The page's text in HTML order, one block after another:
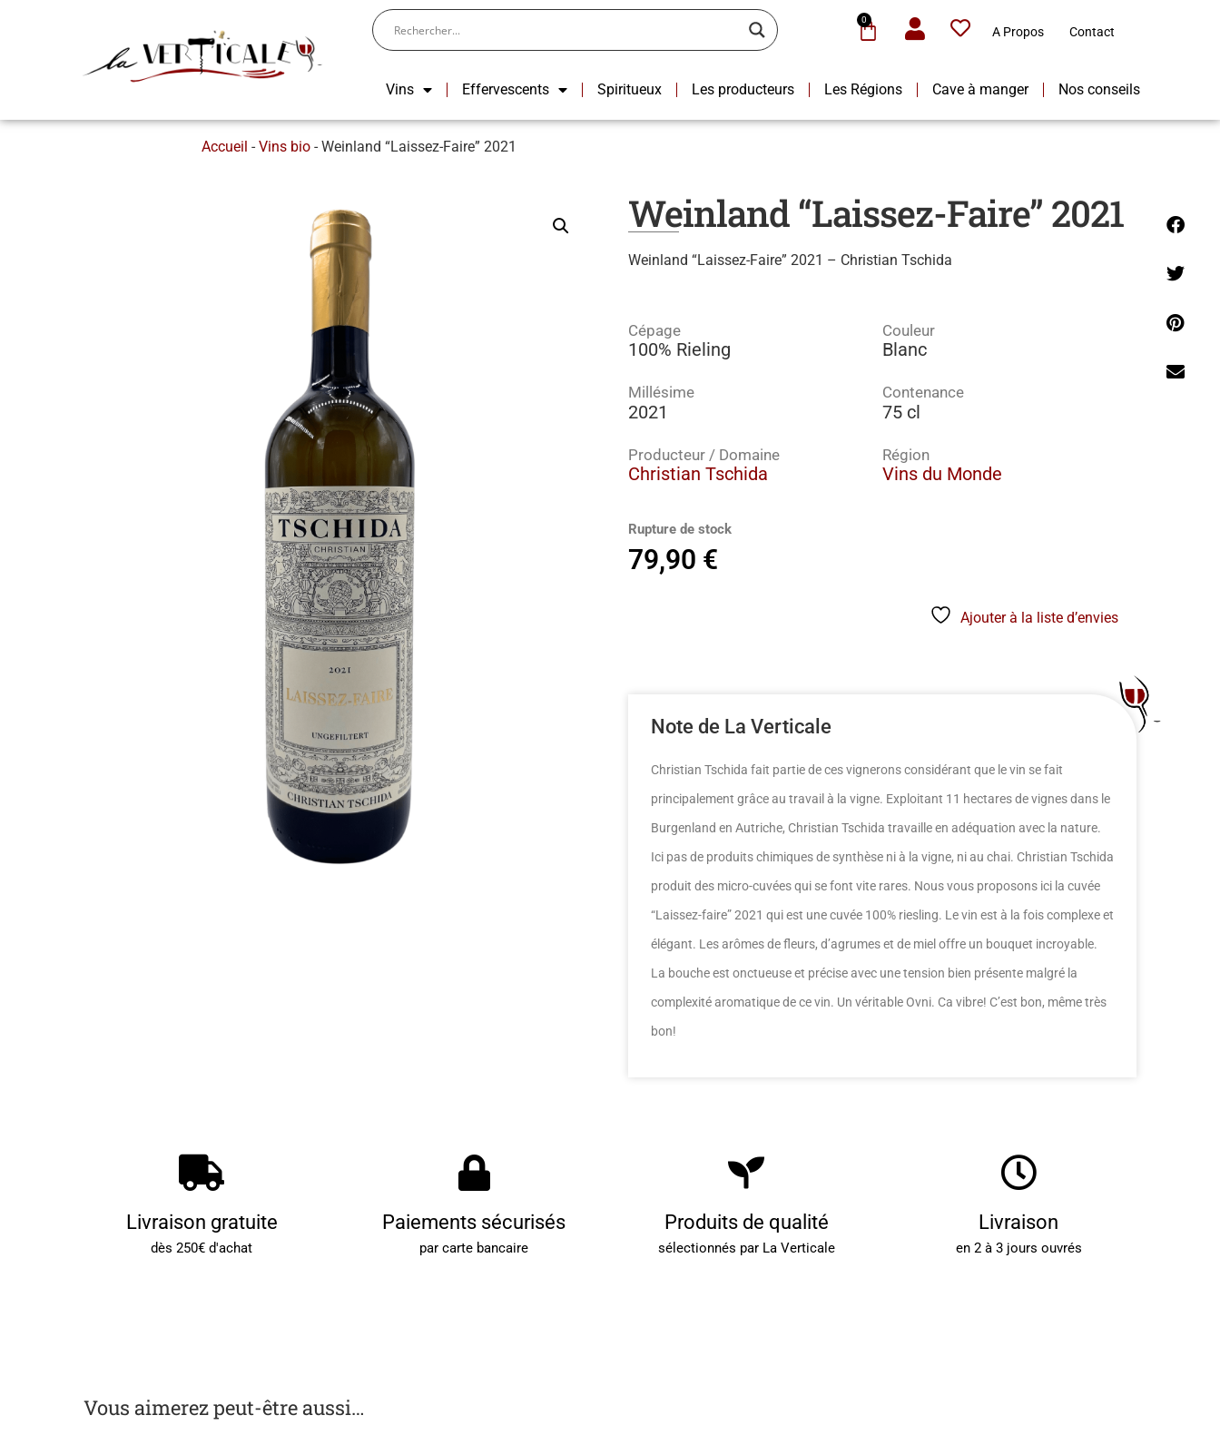
0
A Propos Contact
Vins Effervescents Spiritueux Les producteurs Les Régions Cave à manger Nos conseils
Accueil - Vins bio - Weinland “Laissez-Faire” 2021
Weinland “Laissez-Faire” 2021
Weinland “Laissez-Faire” 2021 – Christian Tschida
Cépage
100% Rieling
Couleur
Blanc
Millésime
2021
Contenance
75 cl
Producteur / Domaine
Christian Tschida
Région
Vins du Monde
Rupture de stock
79,90 €
Ajouter à la liste d’envies
Note de La Verticale
Christian Tschida fait partie de ces vignerons considérant que le vin se fait
principalement grâce au travail à la vigne. Exploitant 11 hectares de vignes dans le
Burgenland en Autriche, Christian Tschida travaille en adéquation avec la nature.
Ici pas de produits chimiques de synthèse ni à la vigne, ni au chai. Christian Tschida
produit des micro-cuvées qui se font vite rares. Nous vous proposons ici la cuvée
“Laissez-faire” 2021 qui est une cuvée 100% riesling. Le vin est à la fois complexe et
élégant. Les arômes de fleurs, d’agrumes et de miel offre un bouquet incroyable.
La bouche est onctueuse et précise avec une tension bien présente malgré la
complexité aromatique de ce vin. Un véritable Ovni. Ca vibre! C’est bon, même très
bon!
Livraison gratuite
dès 250€ d'achat
Paiements sécurisés
par carte bancaire
Produits de qualité
sélectionnés par La Verticale
Livraison
en 2 à 3 jours ouvrés
Vous aimerez peut-être aussi…